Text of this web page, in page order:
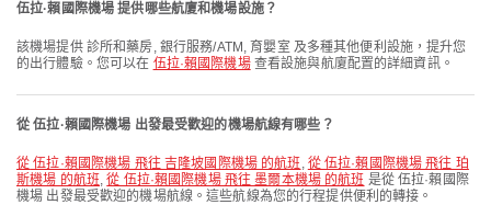
伍拉·賴國際機場 提供哪些航廈和機場設施？
該機場提供 診所和藥房, 銀行服務/ATM, 育嬰室 及多種其他便利設施，提升您
的出行體驗。您可以在 伍拉·賴國際機場查看設施與航廈配置的詳細資訊。
從 伍拉·賴國際機場 出發最受歡迎的機場航線有哪些？
從 伍拉·賴國際機場 飛往 吉隆坡國際機場 的航班 , 從 伍拉·賴國際機場 飛往 珀
斯機場 的航班,從 伍拉·賴國際機場 飛往 墨爾本機場 的航班 是從 伍拉·賴國際
機場 出發最受歡迎的機場航線。這些航線為您的行程提供便利的轉接。